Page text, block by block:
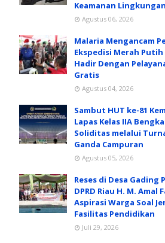
Keamanan Lingkungan
Agustus 06, 2026
Malaria Mengancam
Ekspedisi Merah Putih
Hadir Dengan
Gratis
Agustus 04, 2026
Sambut HUT ke-81
Lapas Kelas IIA
Soliditas melalui
Ganda Campuran
Agustus 05, 2026
Reses di Desa Gading
DPRD Riau H. M. Amal
Aspirasi Warga Soal
Fasilitas Pendidikan
Juli 29, 2026